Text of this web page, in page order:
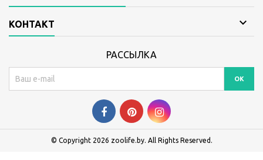
КОНТАКТ 
РАССЫЛКА
© Copyright 2026 zoolife.by. All Rights Reserved.